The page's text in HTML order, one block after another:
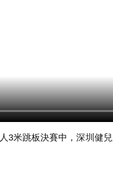
米跳板決賽中，深圳健兒